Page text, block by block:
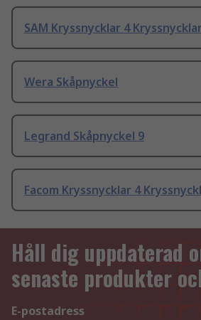
SAM Kryssnycklar 4
Wera Skåpnyckel
Legrand Skåpnyckel 9
Facom Kryssnycklar 4
Håll dig uppdaterad
senaste produkter
E-postadress